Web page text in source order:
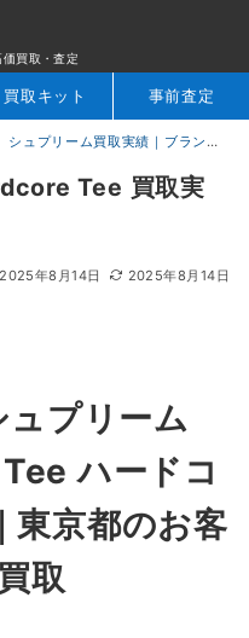
買取・査定
買取キット 事前査定
シュプリーム買取実績｜ブランド専門店LIFE
Tee 買取実
2025年8月14日 2025年8月14日
ュプリーム
ハードコ
｜東京都のお客
取